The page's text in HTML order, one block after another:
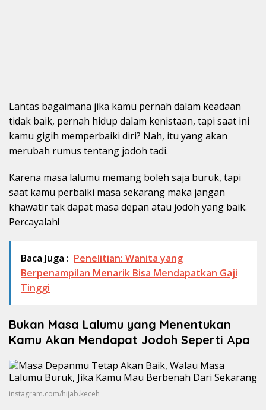
Lantas bagaimana jika kamu pernah dalam keadaan
tidak baik, pernah hidup dalam kenistaan, tapi saat ini
kamu gigih memperbaiki diri? Nah, itu yang akan
merubah rumus tentang jodoh tadi.
Karena masa lalumu memang boleh saja buruk, tapi
saat kamu perbaiki masa sekarang maka jangan
khawatir tak dapat masa depan atau jodoh yang baik.
Percayalah!
Baca Juga : Penelitian: Wanita yang
Berpenampilan Menarik Bisa Mendapatkan Gaji
Tinggi
Bukan Masa Lalumu yang Menentukan
Kamu Akan Mendapat Jodoh Seperti Apa
instagram.com/hijab.keceh